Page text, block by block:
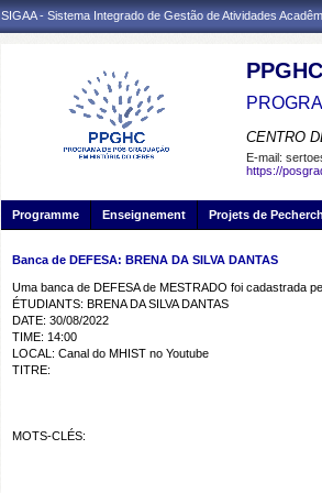
SIGAA - Sistema Integrado de Gestão de Atividades
PPGHC
CENTRO
E-mail:
https://
Programme Enseignement Projets de
Banca de DEFESA: BRENA DA SILVA DANTAS
Uma banca de DEFESA de MESTRADO foi cadastrada
ÉTUDIANTS: BRENA DA SILVA DANTAS
DATE: 30/08/2022
TIME: 14:00
LOCAL: Canal do MHIST no Youtube
TITRE:
MOTS-CLÉS: